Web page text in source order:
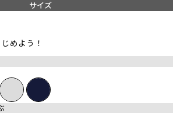
サイズ
めよう！